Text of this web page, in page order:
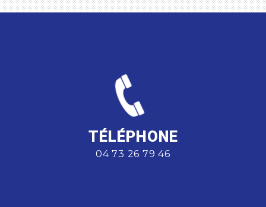
TÉLÉPHONE
04 73 26 79 46